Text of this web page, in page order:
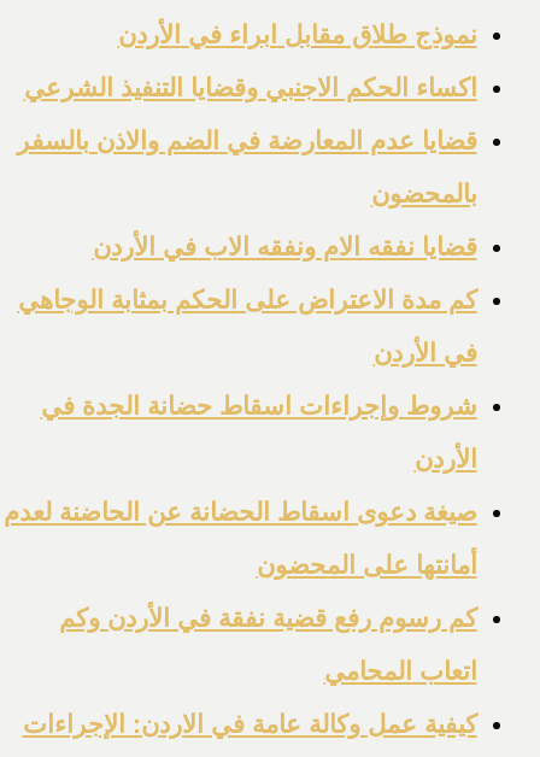
نموذج طلاق مقابل ابراء في الأردن
اكساء الحكم الاجنبي وقضايا التنفيذ الشرعي
قضايا عدم المعارضة في الضم والاذن بالسفر
بالمحضون
قضايا نفقه الام ونفقه الاب في الأردن
كم مدة الاعتراض على الحكم بمثابة الوجاهي
في الأردن
شروط وإجراءات اسقاط حضانة الجدة في
الأردن
صيغة دعوى اسقاط الحضانة عن الحاضنة لعدم
أمانتها على المحضون
كم رسوم رفع قضية نفقة في الأردن وكم
اتعاب المحامي
كيفية عمل وكالة عامة في الاردن: الإجراءات